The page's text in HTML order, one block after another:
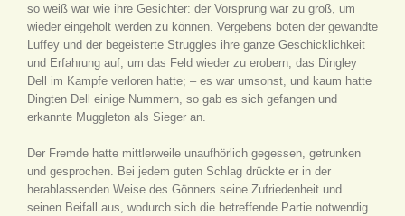
so weiß war wie ihre Gesichter: der Vorsprung war zu groß, um
wieder eingeholt werden zu können. Vergebens boten der gewandte
Luffey und der begeisterte Struggles ihre ganze Geschicklichkeit
und Erfahrung auf, um das Feld wieder zu erobern, das Dingley
Dell im Kampfe verloren hatte; – es war umsonst, und kaum hatte
Dingten Dell einige Nummern, so gab es sich gefangen und
erkannte Muggleton als Sieger an.
Der Fremde hatte mittlerweile unaufhörlich gegessen, getrunken
und gesprochen. Bei jedem guten Schlag drückte er in der
herablassenden Weise des Gönners seine Zufriedenheit und
seinen Beifall aus, wodurch sich die betreffende Partie notwendig